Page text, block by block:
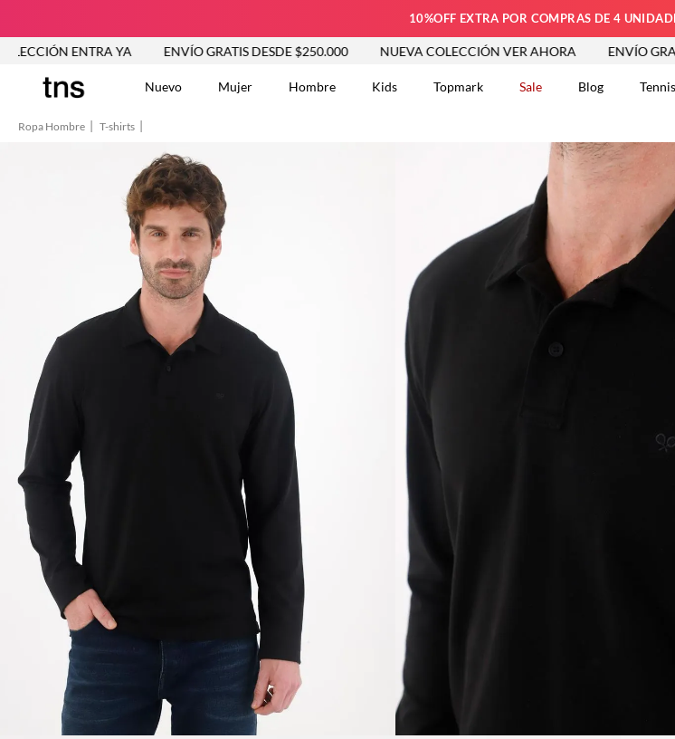
10%OFF EXTRA POR COMPRAS DE 4
ENTRA YA ENVÍO GRATIS DESDE $250.000 NUEVA COLECCIÓN VER AHORA ENVÍO GRATIS
Nuevo Mujer Hombre Kids Topmark Sale Blog
Ropa Hombre T-shirts
8.
Camisetas Mujer